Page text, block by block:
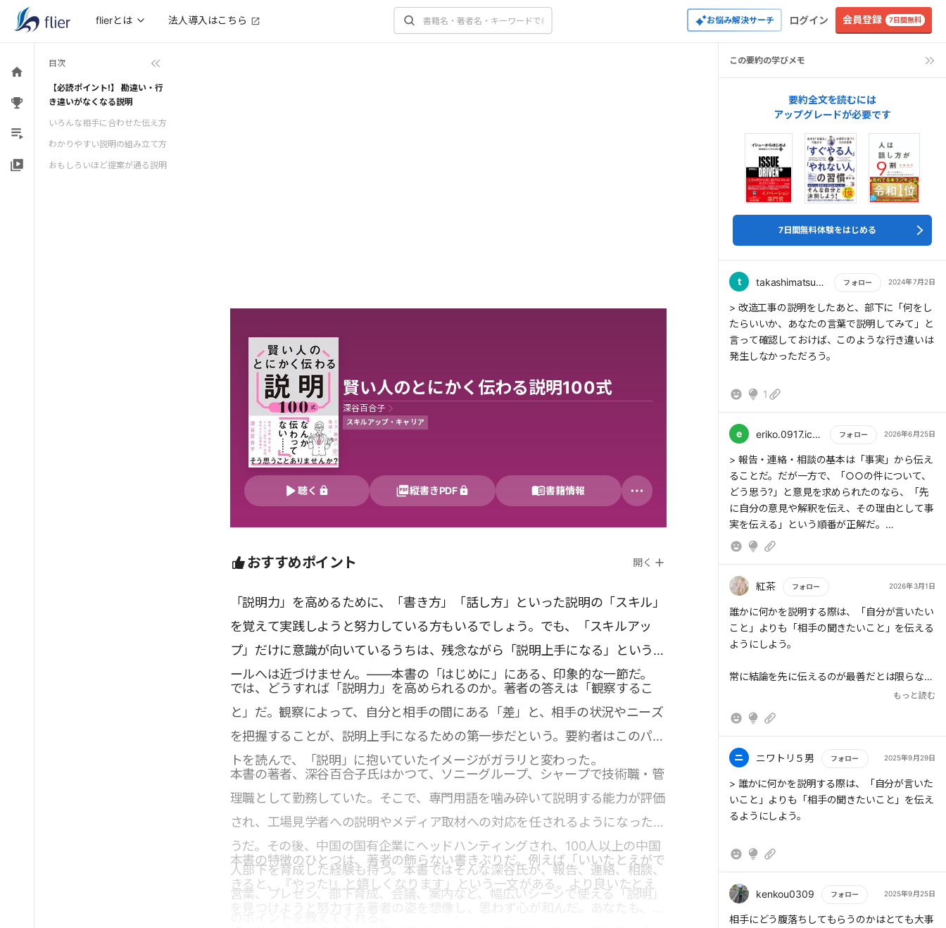
flierとは 法人導入はこちら お悩み解決サーチ ログイン 会員登録 7日間無料
目次
【必読ポイント!】 勘違い・行
き違いがなくなる説明
いろんな相手に合わせた伝え方
わかりやすい説明の組み立て方
おもしろいほど提案が通る説明
賢い人のとにかく伝わる説明100式
深谷百合子
スキルアップ・キャリア
聴く 縦書きPDF 書籍情報
おすすめポイント 開く
「説明力」を高めるために、「書き方」「話し方」といった説明の「スキル」
を覚えて実践しようと努力している方もいるでしょう。でも、「スキルアッ
プ」だけに意識が向いているうちは、残念ながら「説明上手になる」というゴ
ールへは近づけません。――本書の「はじめに」にある、印象的な一節だ。
では、どうすれば「説明力」を高められるのか。著者の答えは「観察するこ
と」だ。観察によって、自分と相手の間にある「差」と、相手の状況やニーズ
を把握することが、説明上手になるための第一歩だという。要約者はこのパー
トを読んで、「説明」に抱いていたイメージがガラリと変わった。
本書の著者、深谷百合子氏はかつて、ソニーグループ、シャープで技術職・管
理職として勤務していた。そこで、専門用語を噛み砕いて説明する能力が評価
され、工場見学者への説明やメディア取材への対応を任されるようになったそ
うだ。その後、中国の国有企業にヘッドハンティングされ、100人以上の中国
人部下を育成した経験も持つ。本書ではそんな深谷氏が、報告、連絡、相談、
営業、プレゼン、部下育成、会議、案内など、幅広いシーンで使える「説明」
本書の特徴のひとつは、著者の飾らない書きぶりだ。例えば「いいたとえがで
きると、『やった!』と嬉しくなります」という一文がある。より良いたとえ
を見つけようと努力する著者の姿を想像し、思わず心が和んだ。あなたも、親
この要約の学びメモ
要約全文を読むには
アップグレードが必要です
7日間無料体験をはじめる
t takashimatsushiro フォロー 2024年7月2日
もっと読む
> 改造工事の説明をしたあと、部下に「何をし
たらいいか、あなたの言葉で説明してみて」と
言って確認しておけば、このような行き違いは
発生しなかっただろう。
1
e eriko.0917.ichigodaihuku フォロー 2026年6月25日
もっと読む
> 報告・連絡・相談の基本は「事実」から伝え
ることだ。だが一方で、「○○の件について、
どう思う?」と意見を求められたのなら、「先
に自分の意見や解釈を伝え、その理由として事
実を伝える」という順番が正解だ。
紅茶 フォロー 2026年3月1日
もっと読む
誰かに何かを説明する際は、「自分が言いたい
こと」よりも「相手の聞きたいこと」を伝える
ようにしよう。
常に結論を先に伝えるのが最善だとは限らな
い。まずは「スタート地点」を共有するべきシ
実」を伝えよう。一方、相手から意見を求めら
だ。
お客様の「欲しい」という気持ちを引き出すに
らされる「嬉しい変化」を伝えるとよい。
> 「スタート地点」をそろえる結論を先に伝え
るのは、ビジネスの基本だ。ただし、常に「結
論が先」が最善とは限らない。「スタート地
点」を互いに共有できていない場合、どれだけ
もっと読む
ニ ニワトリ５男 フォロー 2025年9月29日
もっと読む
> 誰かに何かを説明する際は、「自分が言いた
いこと」よりも「相手の聞きたいこと」を伝え
るようにしよう。
kenkou0309 フォロー 2025年9月25日
もっと読む
相手にどう腹落ちしてもらうのかはとても大事